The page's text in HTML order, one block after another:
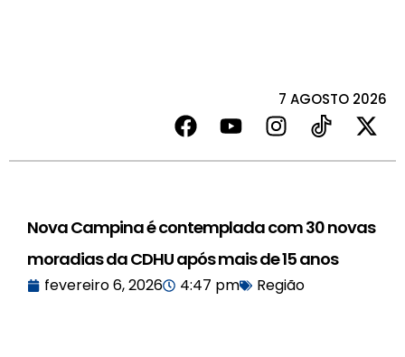
7 AGOSTO 2026
Nova Campina é contemplada com 30 novas
moradias da CDHU após mais de 15 anos
fevereiro 6, 2026 4:47 pm Região